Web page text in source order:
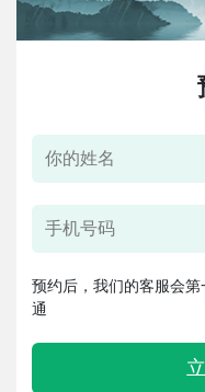
预约后，我们的客服会
通